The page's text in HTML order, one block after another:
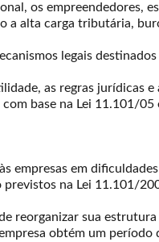
os empreendedores,
alta carga tributária,
legais
as regras jurídicas
base na Lei 11.101/
empresas em
na Lei 11.101/
reorganizar sua
obtém um período